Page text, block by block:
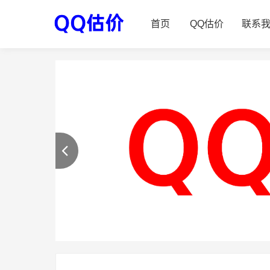
首页 QQ估价 联系